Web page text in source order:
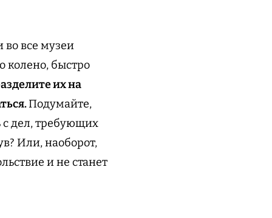
во все музеи
колено, быстро
их на
Подумайте,
с дел, требующих
Или, наоборот,
и не станет